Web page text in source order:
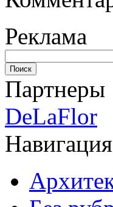
Реклама
Партнеры
DeLaFlor
Навигация